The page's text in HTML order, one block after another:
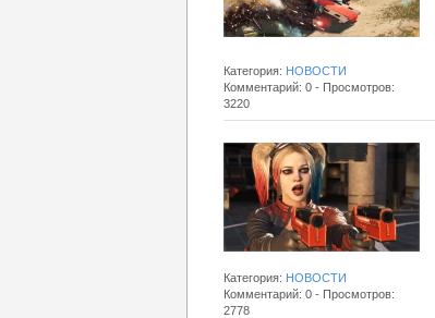
Категория: НОВОСТИ
Комментарий: 0 - Просмотров:
3220
Категория: НОВОСТИ
Комментарий: 0 - Просмотров:
2778